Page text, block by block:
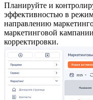
Планируйте и
эффективностью в
направлению
маркетинговой
корректировки.